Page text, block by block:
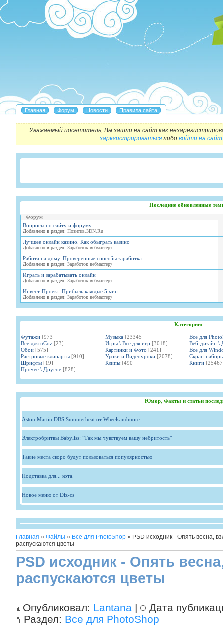
Уважаемый посетитель, Вы зашли на сайт как
зарегистрироватьсялибо войти на сайт
Последние обновленные
Форум
Вопросы по сайту и форуму
Добавлено в раздел: Позитив.3DN.Ru
Лучшее онлайн казино. Как обыграть казино
Добавлено в раздел: Заработок вебмастеру
Работа на дому. Проверенные способы заработка
Добавлено в раздел: Заработок вебмастеру
Играть и зарабатывать онлайн
Добавлено в раздел: Заработок вебмастеру
Инвест-Проект. Прибыль каждые 5 мин.
Добавлено в раздел: Заработок вебмастеру
Категории:
Футажи [973] Музыка [23345]
Все для
Все для uCoz [23] Игры \ Все для игр [3018]
Веб-дизайн \
Обои [575] Картинки и Фото [241]
Все для
Растровые клипарты [910] Уроки и Видеоуроки [2078]
Скрап-наборы
Шрифты [19] Клипы [490] Книги
Прочее \ Другое [828]
Юмор, Факты и статьи
Aston Martin DBS Summerheat от Wheelsandmore
Электробритвы Babyliss: "Так мы чувствуем вашу небритость"
Такие места скоро будут пользоваться популярностью
Подставка для... кота.
Новое меню от Diz-cs
Главная » Файлы » Все для PhotoShop » PSD исходник - Опять весна,
распускаются цветы
PSD исходник - Опять
распускаются цветы
Опубликовал: Lantana |
Дата
Раздел: Все для PhotoShop